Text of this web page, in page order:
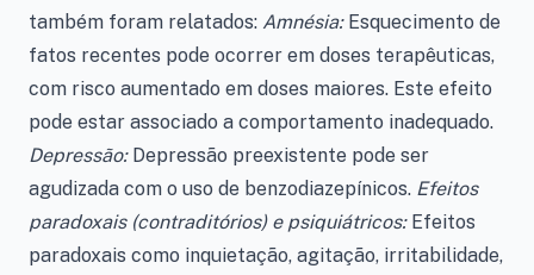
também foram relatados: Amnésia: Esquecimento de
fatos recentes pode ocorrer em doses terapêuticas,
com risco aumentado em doses maiores. Este efeito
pode estar associado a comportamento inadequado.
Depressão: Depressão preexistente pode ser
agudizada com o uso de benzodiazepínicos. Efeitos
paradoxais (contraditórios) e psiquiátricos: Efeitos
paradoxais como inquietação, agitação, irritabilidade,